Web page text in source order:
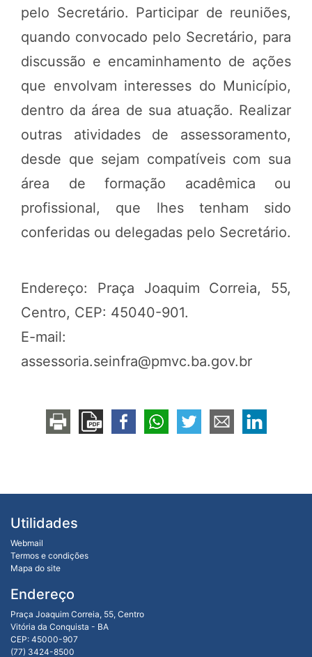
pelo Secretário. Participar de reuniões,
quando convocado pelo Secretário, para
discussão e encaminhamento de ações
que envolvam interesses do Município,
dentro da área de sua atuação. Realizar
outras atividades de assessoramento,
desde que sejam compatíveis com sua
área de formação acadêmica ou
profissional, que lhes tenham sido
conferidas ou delegadas pelo Secretário.
Endereço: Praça Joaquim Correia, 55,
Centro, CEP: 45040-901.
E-mail:
assessoria.seinfra@pmvc.ba.gov.br
Utilidades
Webmail
Termos e condições
Mapa do site
Endereço
Praça Joaquim Correia, 55, Centro
Vitória da Conquista - BA
CEP: 45000-907
(77) 3424-8500